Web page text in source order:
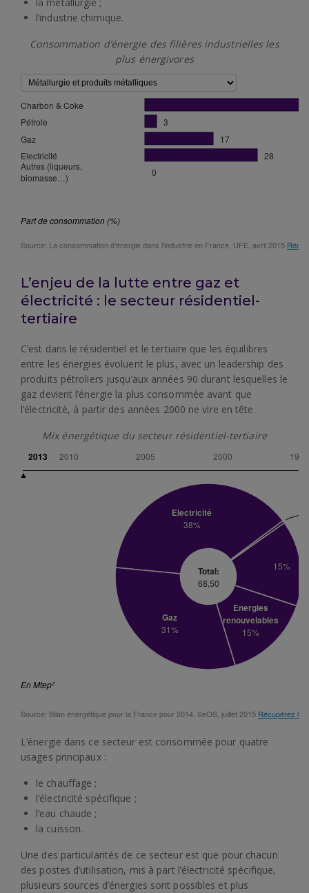
l’industrie chimique.
Consommation d’énergie des filières industrielles les
plus énergivores
L’enjeu de la lutte entre gaz et
électricité : le secteur résidentiel-
tertiaire
C’est dans le résidentiel et le tertiaire que les équilibres
entre les énergies évoluent le plus, avec un leadership des
produits pétroliers jusqu’aux années 90 durant lesquelles le
gaz devient l’énergie la plus consommée avant que
l’électricité, à partir des années 2000 ne vire en tête.
Mix énergétique du secteur résidentiel-tertiaire
L’énergie dans ce secteur est consommée pour quatre
usages principaux :
le chauffage ;
l’électricité spécifique ;
l’eau chaude ;
la cuisson.
Une des particularités de ce secteur est que pour chacun
des postes d’utilisation, mis à part l’électricité spécifique,
plusieurs sources d’énergies sont possibles et plus